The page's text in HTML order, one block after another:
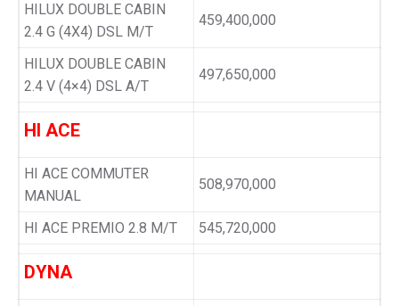
HILUX DOUBLE CABIN
2.4 G (4X4) DSL M/T
459,400,000
HILUX DOUBLE CABIN
2.4 V (4×4) DSL A/T
497,650,000
HI ACE
HI ACE COMMUTER
MANUAL
508,970,000
HI ACE PREMIO 2.8 M/T 545,720,000
DYNA